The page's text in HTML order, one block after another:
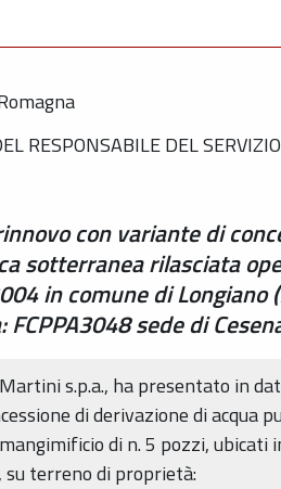
RESPONSABILE DEL
con variante di
sotterranea rilasciata
in comune di Longiano
FCPPA3048 sede di
s.p.a., ha presentato in
di derivazione di acqua
di n. 5 pozzi, ubicati
su terreno di proprietà: